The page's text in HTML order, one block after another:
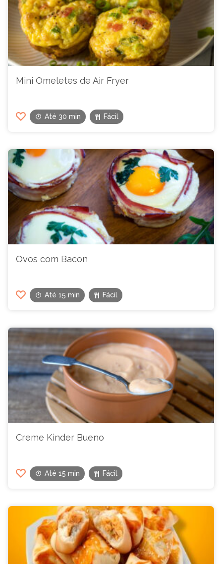
Mini Omeletes de Air Fryer
Até 30 min Fácil
Ovos com Bacon
Até 15 min Fácil
Creme Kinder Bueno
Até 15 min Fácil